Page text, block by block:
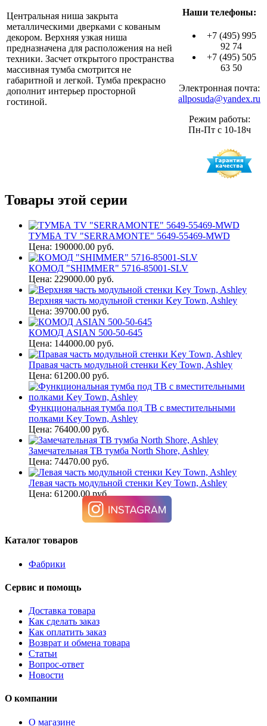
Центральная ниша закрыта
металлическими дверками с кованым
декором. Верхняя узкая ниша
предназначена для расположения на ней
техники. Засчет открытого пространства
массивная тумба смотрится не
габаритной и легкой. Тумба прекрасно
дополнит интерьер просторной
гостиной.
Наши телефоны:
+7 (495) 995
92 74
+7 (495) 505
63 50
Электронная почта:
allposuda@yandex.ru
Режим работы:
Пн-Пт с 10-18ч
Товары этой серии
ТУМБА TV "SERRAMONTE" 5649-55469-MWD
Цена: 190000.00 руб.
КОМОД "SHIMMER" 5716-85001-SLV
Цена: 229000.00 руб.
Верхняя часть модульной стенки Key Town, Ashley
Цена: 39700.00 руб.
КОМОД ASIAN 500-50-645
Цена: 144000.00 руб.
Правая часть модульной стенки Key Town, Ashley
Цена: 61200.00 руб.
Функциональная тумба под ТВ с вместительными
полками Key Town, Ashley
Цена: 76400.00 руб.
Замечательная ТВ тумба North Shore, Ashley
Цена: 74470.00 руб.
Левая часть модульной стенки Key Town, Ashley
Цена: 61200.00 руб.
Каталог товаров
Фабрики
Сервис и помощь
Доставка товара
Как сделать заказ
Как оплатить заказ
Возврат и обмена товара
Статьи
Вопрос-ответ
Новости
О компании
О магазине